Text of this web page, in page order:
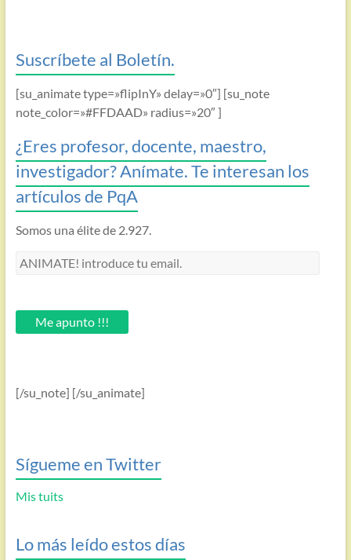
Suscríbete al Boletín.
[su_animate type=»flipInY» delay=»0″] [su_note
note_color=»#FFDAAD» radius=»20″ ]
¿Eres profesor, docente, maestro,
investigador? Anímate. Te interesan los
artículos de PqA
Somos una élite de 2.927.
ANIMATE!
email.Me apunto !!!
[/su_note] [/su_animate]
Sígueme en Twitter
Mis tuits
Lo más leído estos días